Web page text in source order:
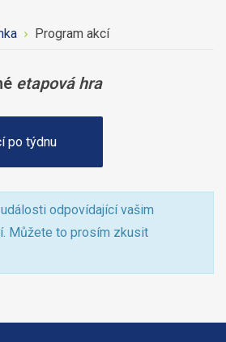
Program akcí
etapová hra
po týdnu
odpovídající vašim
Můžete to prosím zkusit